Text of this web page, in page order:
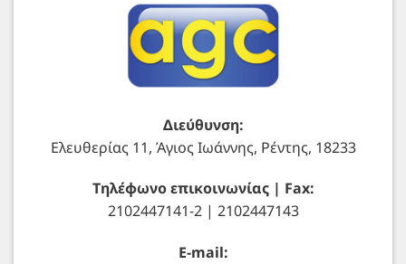
Διεύθυνση:
Ελευθερίας 11, Άγιος Ιωάννης, Ρέντης, 18233
Τηλέφωνο επικοινωνίας | Fax:
2102447141-2 | 2102447143
E-mail: